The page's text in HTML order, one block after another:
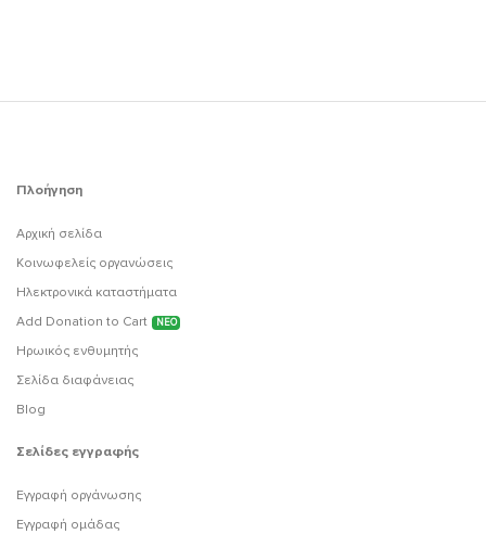
Πλοήγηση
Αρχική σελίδα
Κοινωφελείς οργανώσεις
Ηλεκτρονικά καταστήματα
Add Donation to Cart
ΝΕΟ
Ηρωικός ενθυμητής
Σελίδα διαφάνειας
Blog
Σελίδες εγγραφής
Εγγραφή οργάνωσης
Εγγραφή ομάδας